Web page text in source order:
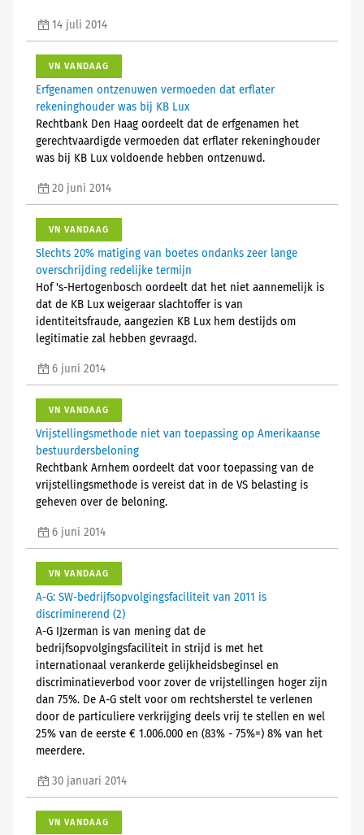
14 juli 2014
VN VANDAAG
Erfgenamen ontzenuwen vermoeden dat erflater
rekeninghouder was bij KB Lux
Rechtbank Den Haag oordeelt dat de erfgenamen het
gerechtvaardigde vermoeden dat erflater rekeninghouder
was bij KB Lux voldoende hebben ontzenuwd.
20 juni 2014
VN VANDAAG
Slechts 20% matiging van boetes ondanks zeer lange
overschrijding redelijke termijn
Hof 's-Hertogenbosch oordeelt dat het niet aannemelijk is
dat de KB Lux weigeraar slachtoffer is van
identiteitsfraude, aangezien KB Lux hem destijds om
legitimatie zal hebben gevraagd.
6 juni 2014
VN VANDAAG
Vrijstellingsmethode niet van toepassing op Amerikaanse
bestuurdersbeloning
Rechtbank Arnhem oordeelt dat voor toepassing van de
vrijstellingsmethode is vereist dat in de VS belasting is
geheven over de beloning.
6 juni 2014
VN VANDAAG
A-G: SW-bedrijfsopvolgingsfaciliteit van 2011 is
discriminerend (2)
A-G IJzerman is van mening dat de
bedrijfsopvolgingsfaciliteit in strijd is met het
internationaal verankerde gelijkheidsbeginsel en
discriminatieverbod voor zover de vrijstellingen hoger zijn
dan 75%. De A-G stelt voor om rechtsherstel te verlenen
door de particuliere verkrijging deels vrij te stellen en wel
25% van de eerste € 1.006.000 en (83% - 75%=) 8% van het
meerdere.
30 januari 2014
VN VANDAAG